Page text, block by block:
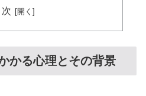
次
かる心理とその背景